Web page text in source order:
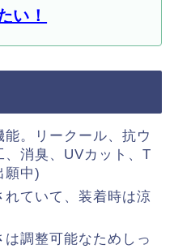
い！
。リークール、抗ウ
、消臭、UVカット、T
願中)
ていて、装着時は涼
調整可能なためしっ